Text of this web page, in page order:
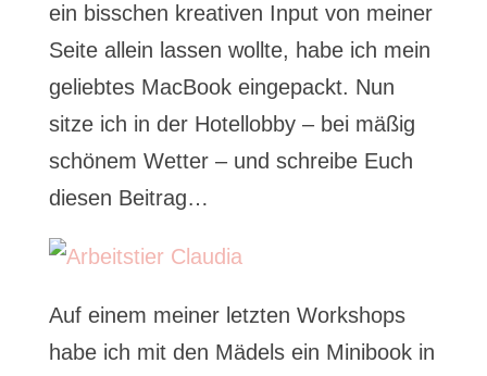
ein bisschen kreativen Input von meiner
Seite allein lassen wollte, habe ich mein
geliebtes MacBook eingepackt. Nun
sitze ich in der Hotellobby – bei mäßig
schönem Wetter – und schreibe Euch
diesen Beitrag…
Auf einem meiner letzten Workshops
habe ich mit den Mädels ein Minibook in